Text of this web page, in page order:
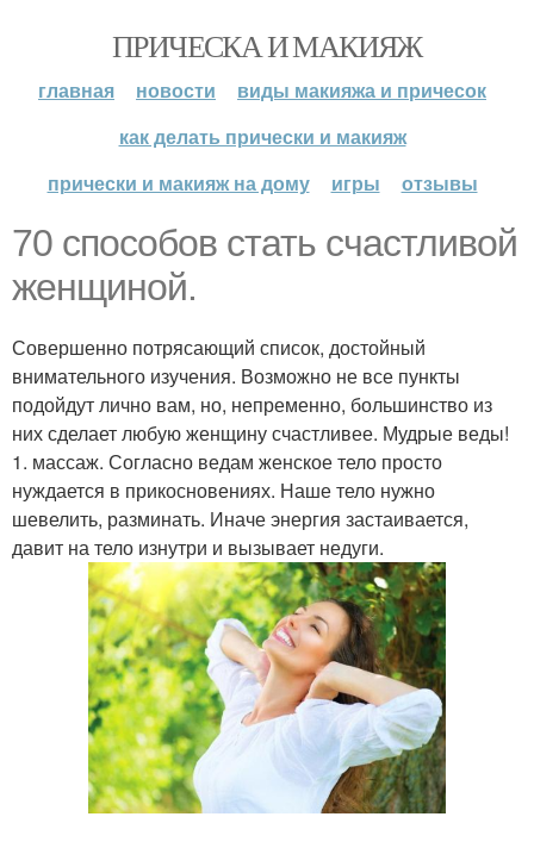
ПРИЧЕСКА И МАКИЯЖ
главная новости
виды макияжа и причесок
как делать прически и макияж
прически и макияж на дому
игры отзывы
70 способов стать счастливой
женщиной.
Совершенно потрясающий список, достойный
внимательного изучения. Возможно не все пункты
подойдут лично вам, но, непременно, большинство из
них сделает любую женщину счастливее. Мудрые веды!
1. массаж. Согласно ведам женское тело просто
нуждается в прикосновениях. Наше тело нужно
шевелить, разминать. Иначе энергия застаивается,
давит на тело изнутри и вызывает недуги.